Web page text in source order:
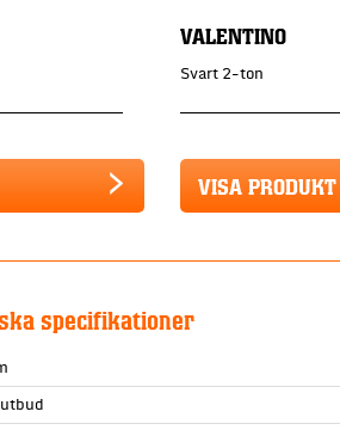
VALENTINO
Svart 2-ton
VISA PRODUKT
specifikationer